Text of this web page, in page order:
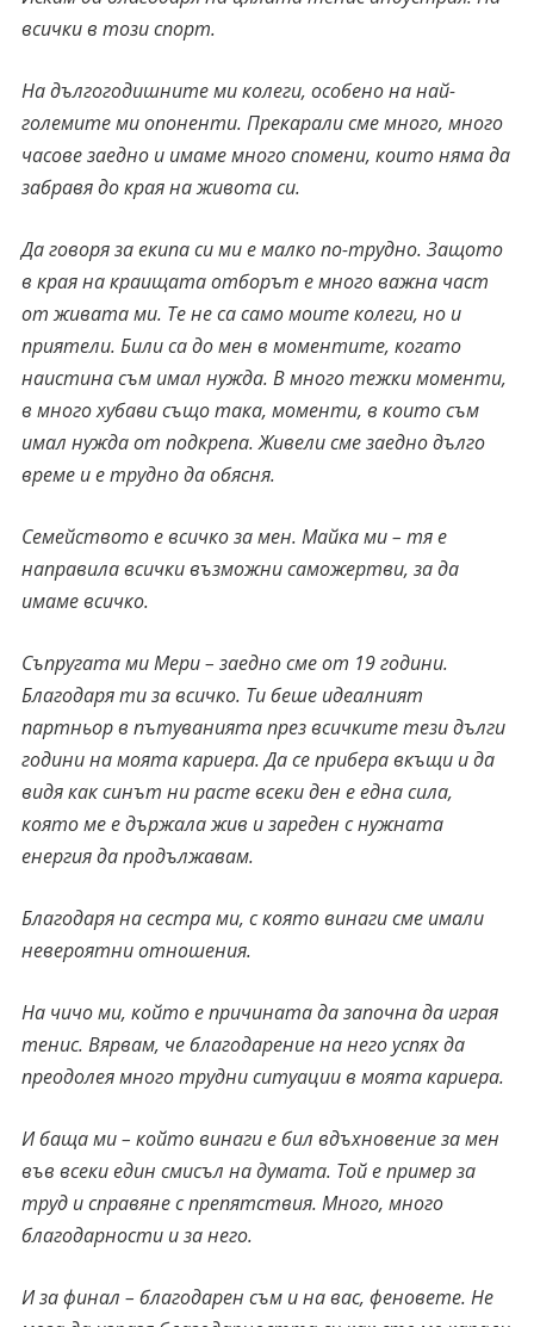
всички в този спорт.
На дългогодишните ми колеги, особено на най-
големите ми опоненти. Прекарали сме много, много
часове заедно и имаме много спомени, които няма да
забравя до края на живота си.
Да говоря за екипа си ми е малко по-трудно. Защото
в края на краищата отборът е много важна част
от живата ми. Те не са само моите колеги, но и
приятели. Били са до мен в моментите, когато
наистина съм имал нужда. В много тежки моменти,
в много хубави също така, моменти, в които съм
имал нужда от подкрепа. Живели сме заедно дълго
време и е трудно да обясня.
Семейството е всичко за мен. Майка ми – тя е
направила всички възможни саможертви, за да
имаме всичко.
Съпругата ми Мери – заедно сме от 19 години.
Благодаря ти за всичко. Ти беше идеалният
партньор в пътуванията през всичките тези дълги
години на моята кариера. Да се прибера вкъщи и да
видя как синът ни расте всеки ден е една сила,
която ме е държала жив и зареден с нужната
енергия да продължавам.
Благодаря на сестра ми, с която винаги сме имали
невероятни отношения.
На чичо ми, който е причината да започна да играя
тенис. Вярвам, че благодарение на него успях да
преодолея много трудни ситуации в моята кариера.
И баща ми – който винаги е бил вдъхновение за мен
във всеки един смисъл на думата. Той е пример за
труд и справяне с препятствия. Много, много
благодарности и за него.
И за финал – благодарен съм и на вас, феновете. Не